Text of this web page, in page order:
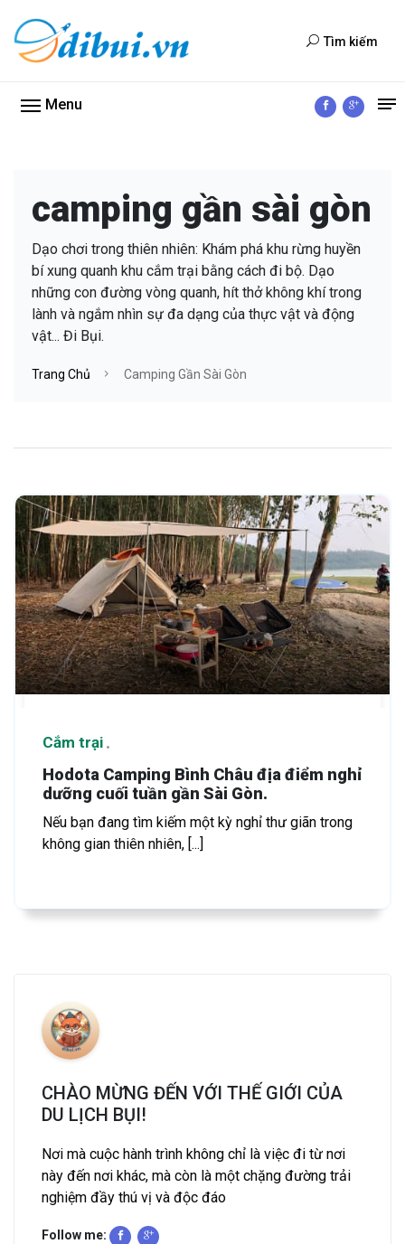
Tìm kiếm
Menu
camping gần sài gòn
Dạo chơi trong thiên nhiên: Khám phá khu rừng huyền
bí xung quanh khu cắm trại bằng cách đi bộ. Dạo
những con đường vòng quanh, hít thở không khí trong
lành và ngắm nhìn sự đa dạng của thực vật và động
vật... Đi Bụi.
Trang Chủ Camping Gần Sài Gòn
Cắm trại
Hodota Camping Bình Châu địa điểm nghỉ
dưỡng cuối tuần gần Sài Gòn.
Nếu bạn đang tìm kiếm một kỳ nghỉ thư giãn trong
không gian thiên nhiên, [...]
CHÀO MỪNG ĐẾN VỚI THẾ GIỚI CỦA
DU LỊCH BỤI!
Nơi mà cuộc hành trình không chỉ là việc đi từ nơi
này đến nơi khác, mà còn là một chặng đường trải
nghiệm đầy thú vị và độc đáo
Follow me: